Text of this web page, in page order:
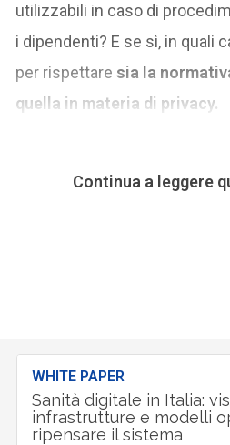
utilizzabili in caso di
i dipendenti? E se sì, in quali
per rispettaresia la
quella in materia di privacy.
Continua a leggere
WHITE PAPER
Sanità digitale in Italia:
infrastrutture e modelli
ripensare il sistema